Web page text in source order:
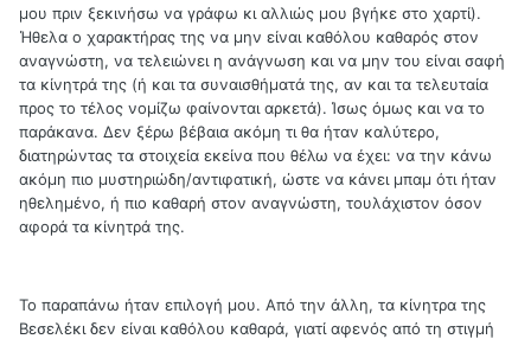
μου πριν ξεκινήσω να γράφω κι αλλιώς μου βγήκε στο χαρτί).
Ήθελα ο χαρακτήρας της να μην είναι καθόλου καθαρός στον
αναγνώστη, να τελειώνει η ανάγνωση και να μην του είναι σαφή
τα κίνητρά της (ή και τα συναισθήματά της, αν και τα τελευταία
προς το τέλος νομίζω φαίνονται αρκετά). Ίσως όμως και να το
παράκανα. Δεν ξέρω βέβαια ακόμη τι θα ήταν καλύτερο,
διατηρώντας τα στοιχεία εκείνα που θέλω να έχει: να την κάνω
ακόμη πιο μυστηριώδη/αντιφατική, ώστε να κάνει μπαμ ότι ήταν
ηθελημένο, ή πιο καθαρή στον αναγνώστη, τουλάχιστον όσον
αφορά τα κίνητρά της.
Το παραπάνω ήταν επιλογή μου. Από την άλλη, τα κίνητρα της
Βεσελέκι δεν είναι καθόλου καθαρά, γιατί αφενός από τη στιγμή